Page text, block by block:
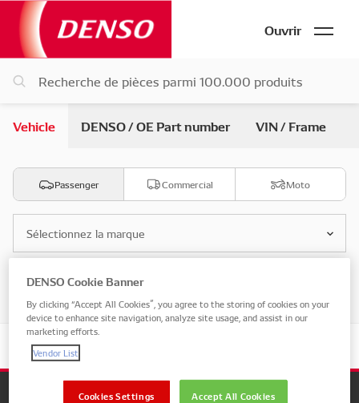
Ouvrir
Vehicle DENSO / OE Part number VIN / Frame
Passenger Commercial Moto
Sélectionnez la marque
Sélectionnez le modèle
DENSO Cookie Banner
By clicking “Accept All Cookies”, you agree to the storing of cookies on your
device to enhance site navigation, analyze site usage, and assist in our
marketing efforts.
Vendor List
Accept All Cookies
Cookies Settings